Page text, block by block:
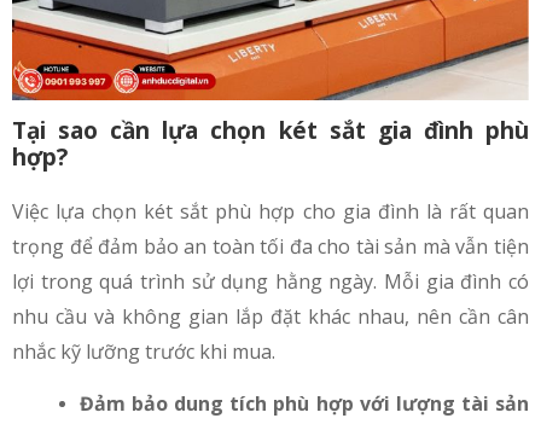
Tại sao cần lựa chọn két sắt gia đình phù
hợp?
Việc lựa chọn két sắt phù hợp cho gia đình là rất quan
trọng để đảm bảo an toàn tối đa cho tài sản mà vẫn tiện
lợi trong quá trình sử dụng hằng ngày. Mỗi gia đình có
nhu cầu và không gian lắp đặt khác nhau, nên cần cân
nhắc kỹ lưỡng trước khi mua.
Đảm bảo dung tích phù hợp với lượng tài sản